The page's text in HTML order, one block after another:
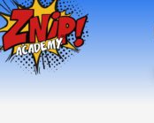
Zum
Inhalt
springen